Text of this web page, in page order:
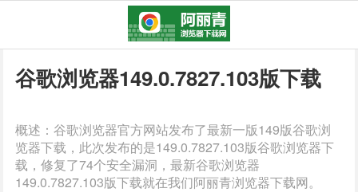
谷歌浏览器149.0.7827.103版下载
概述：谷歌浏览器官方网站发布了最新一版149版谷歌浏
览器下载，此次发布的是149.0.7827.103版谷歌浏览器下
载，修复了74个安全漏洞，最新谷歌浏览器
149.0.7827.103版下载就在我们阿丽青浏览器下载网。